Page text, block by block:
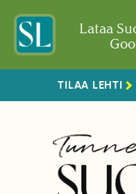
Lataa
TILAA LEHTI